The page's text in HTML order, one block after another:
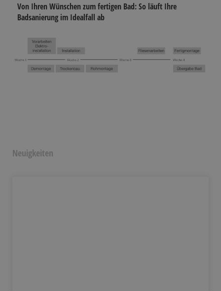
Von Ihren Wünschen zum fertigen Bad: So läuft Ihre
Badsanierung im Idealfall ab
Neuigkeiten